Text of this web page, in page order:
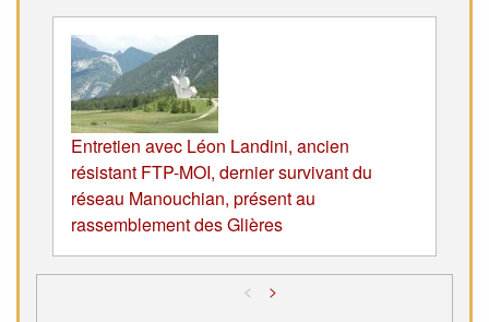
Entretien avec Léon Landini, ancien
résistant FTP-MOI, dernier survivant du
réseau Manouchian, présent au
rassemblement des Glières
< >